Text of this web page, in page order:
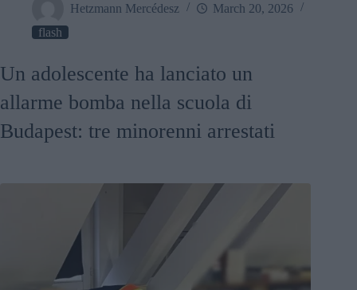
Hetzmann Mercédesz
March 20, 2026
flash
Un adolescente ha lanciato un
allarme bomba nella scuola di
Budapest: tre minorenni arrestati